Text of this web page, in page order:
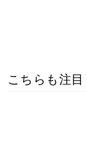
こちらも注目